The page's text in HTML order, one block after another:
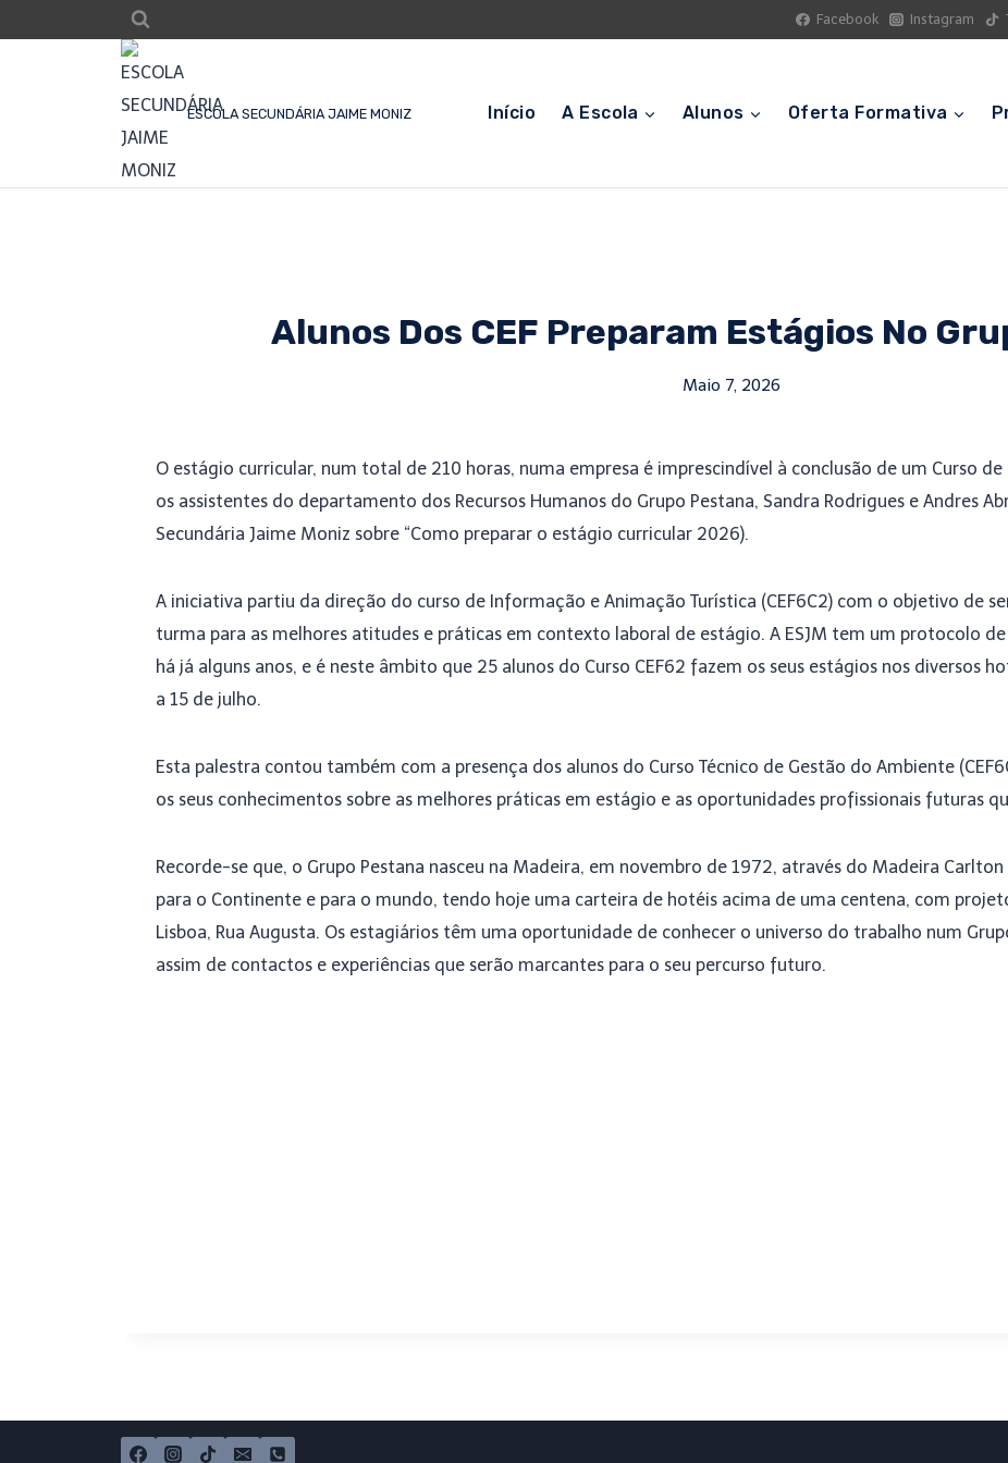
Facebook Instagram
ESCOLA SECUNDÁRIA JAIME MONIZ Início A Escola Alunos Oferta Formativa
Alunos Dos CEF Preparam Estágios No
Maio 7, 2026
O estágio curricular, num total de 210 horas, numa empresa é imprescindível à conclusão de um Curso de
os assistentes do departamento dos Recursos Humanos do Grupo Pestana, Sandra Rodrigues e Andres
Secundária Jaime Moniz sobre “Como preparar o estágio curricular 2026).
A iniciativa partiu da direção do curso de Informação e Animação Turística (CEF6C2) com o objetivo de
turma para as melhores atitudes e práticas em contexto laboral de estágio. A ESJM tem um protocolo
há já alguns anos, e é neste âmbito que 25 alunos do Curso CEF62 fazem os seus estágios nos diversos
a 15 de julho.
Esta palestra contou também com a presença dos alunos do Curso Técnico de Gestão do Ambiente
os seus conhecimentos sobre as melhores práticas em estágio e as oportunidades profissionais futuras
Recorde-se que, o Grupo Pestana nasceu na Madeira, em novembro de 1972, através do Madeira
para o Continente e para o mundo, tendo hoje uma carteira de hotéis acima de uma centena, com
Lisboa, Rua Augusta. Os estagiários têm uma oportunidade de conhecer o universo do trabalho num
assim de contactos e experiências que serão marcantes para o seu percurso futuro.